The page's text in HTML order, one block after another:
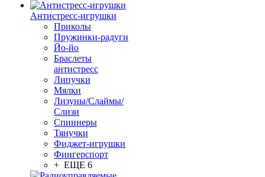
Антистресс-игрушки
Приколы
Пружинки-радуги
Йо-йо
Браслеты
антистресс
Липучки
Мялки
Лизуны/Слаймы/
Слизи
Спиннеры
Тянучки
Фиджет-игрушки
Фингерспорт
+ ЕЩЕ 6